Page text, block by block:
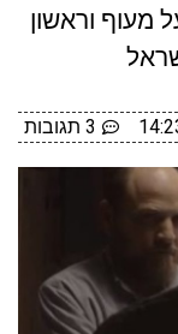
מעוף וראשון
3 תגובות